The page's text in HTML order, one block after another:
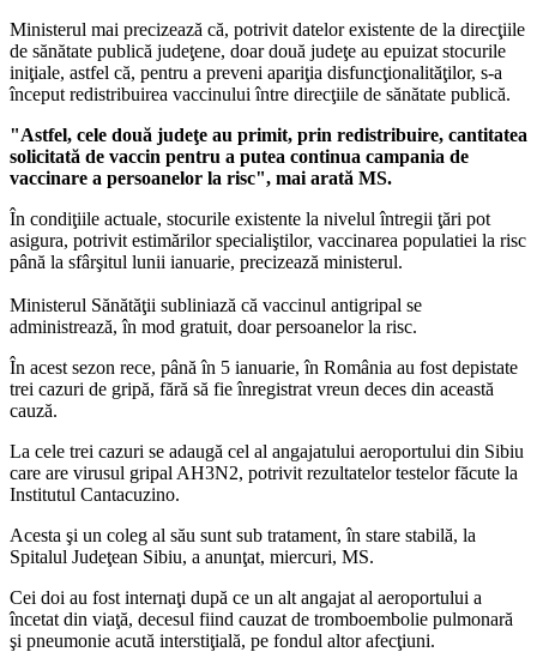
Ministerul mai precizează că, potrivit datelor existente de la direcţiile
de sănătate publică judeţene, doar două judeţe au epuizat stocurile
iniţiale, astfel că, pentru a preveni apariţia disfuncţionalităţilor, s-a
început redistribuirea vaccinului între direcţiile de sănătate publică.
"Astfel, cele două judeţe au primit, prin redistribuire, cantitatea
solicitată de vaccin pentru a putea continua campania de
vaccinare a persoanelor la risc", mai arată MS.
În condiţiile actuale, stocurile existente la nivelul întregii ţări pot
asigura, potrivit estimărilor specialiştilor, vaccinarea populatiei la risc
până la sfârşitul lunii ianuarie, precizează ministerul.
Ministerul Sănătăţii subliniază că vaccinul antigripal se
administrează, în mod gratuit, doar persoanelor la risc.
În acest sezon rece, până în 5 ianuarie, în România au fost depistate
trei cazuri de gripă, fără să fie înregistrat vreun deces din această
cauză.
La cele trei cazuri se adaugă cel al angajatului aeroportului din Sibiu
care are virusul gripal AH3N2, potrivit rezultatelor testelor făcute la
Institutul Cantacuzino.
Acesta şi un coleg al său sunt sub tratament, în stare stabilă, la
Spitalul Judeţean Sibiu, a anunţat, miercuri, MS.
Cei doi au fost internaţi după ce un alt angajat al aeroportului a
încetat din viaţă, decesul fiind cauzat de tromboembolie pulmonară
şi pneumonie acută interstiţială, pe fondul altor afecţiuni.